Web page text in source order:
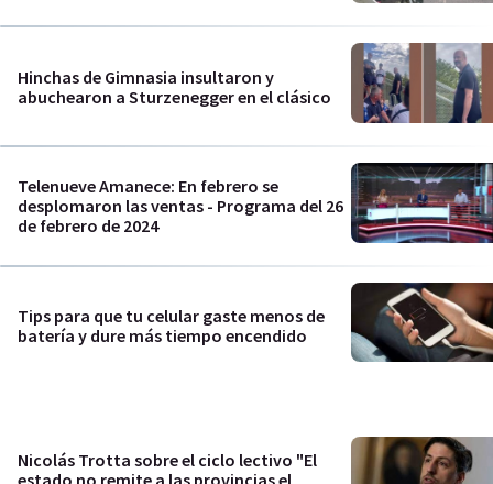
Hinchas de Gimnasia insultaron y
abuchearon a Sturzenegger en el clásico
Telenueve Amanece: En febrero se
desplomaron las ventas - Programa del 26
de febrero de 2024
Tips para que tu celular gaste menos de
batería y dure más tiempo encendido
Nicolás Trotta sobre el ciclo lectivo "El